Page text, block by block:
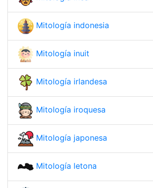
Mitología indonesia
Mitología inuit
Mitología irlandesa
Mitología iroquesa
Mitología japonesa
Mitología letona